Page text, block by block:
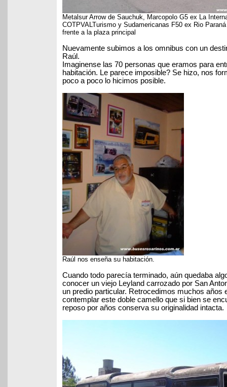
Metalsur Arrow de Sauchuk, Marcopolo G5 ex La
COTPVALTurismo y Sudamericanas F50 ex Rio
frente a la plaza principal
Nuevamente subimos a los omnibus con un
Raúl.
Imaginense las 70 personas que eramos para
habitación. Le parece imposible? Se hizo, nos
poco a poco lo hicimos posible.
Raúl nos enseña su habitación.
Cuando todo parecía terminado, aún quedaba
conocer un viejo Leyland carrozado por San
un predio particular. Retrocedimos muchos años
contemplar este doble camello que si bien se
reposo por años conserva su originalidad intacta.